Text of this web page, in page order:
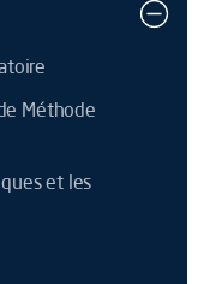
Méthode
et les